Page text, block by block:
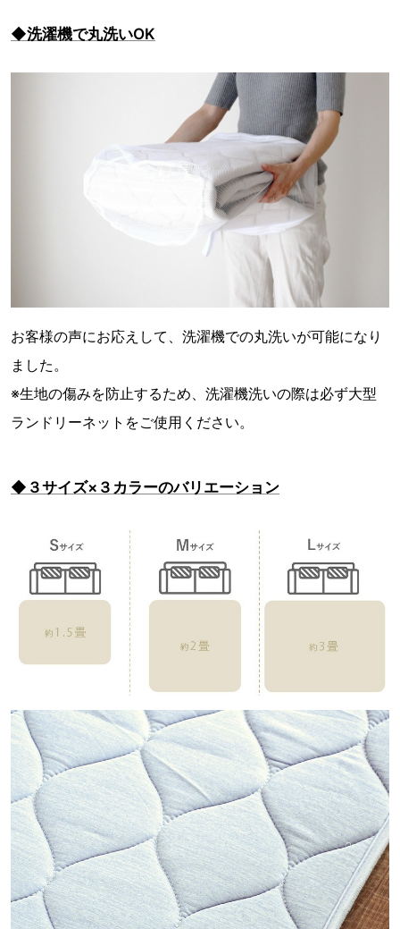
◆洗濯機で丸洗いOK
お客様の声にお応えして、洗濯機での丸洗いが可能になり
ました。
※生地の傷みを防止するため、洗濯機洗いの際は必ず大型
ランドリーネットをご使用ください。
◆３サイズ×３カラーのバリエーション